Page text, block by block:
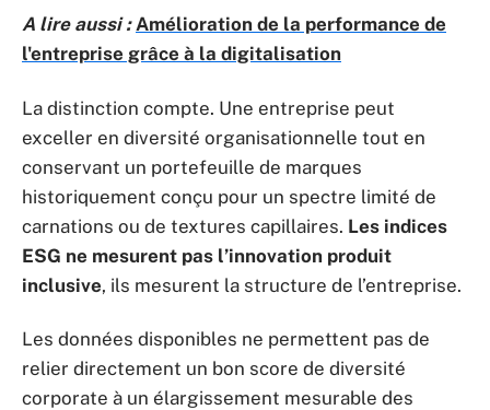
A lire aussi : Amélioration de la performance de
l'entreprise grâce à la digitalisation
La distinction compte. Une entreprise peut
exceller en diversité organisationnelle tout en
conservant un portefeuille de marques
historiquement conçu pour un spectre limité de
carnations ou de textures capillaires. Les indices
ESG ne mesurent pas l’innovation produit
inclusive, ils mesurent la structure de l’entreprise.
Les données disponibles ne permettent pas de
relier directement un bon score de diversité
corporate à un élargissement mesurable des